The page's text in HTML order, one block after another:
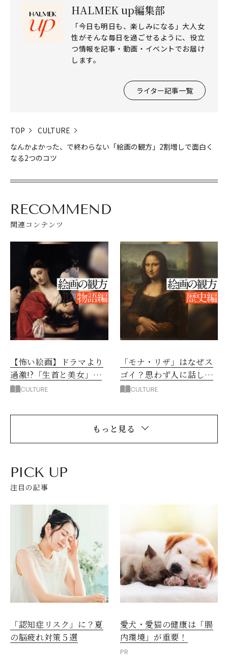
HALMEK up編集部
「今日も明日も、楽しみになる」大人女
性がそんな毎日を過ごせるように、役立
つ情報を記事・動画・イベントでお届け
します。
ライター記事一覧
TOP
CULTURE
なんかよかった、で終わらない「絵画の観方」2割増しで面白く
なる2つのコツ
RECOMMEND
関連コンテンツ
【怖い絵画】ドラマより
過激!?「生首と美女」の
絵が表す「物語」の意味
CULTURE
「モナ・リザ」はなぜス
ゴイ？思わず人に話した
くなる「描き方の歴史」
CULTURE
もっと見る
PICK UP
注目の記事
「認知症リスク」に？夏
の脳疲れ対策５選
愛犬・愛猫の健康は「腸
内環境」が重要！
PR